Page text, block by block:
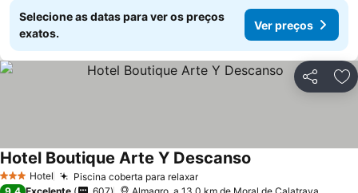
Selecione as datas para ver os preços
exatos.
Ver preços
Partilhar
3 EstrelasHotel Piscina coberta para relaxar
Hotel Boutique Arte Y Descanso